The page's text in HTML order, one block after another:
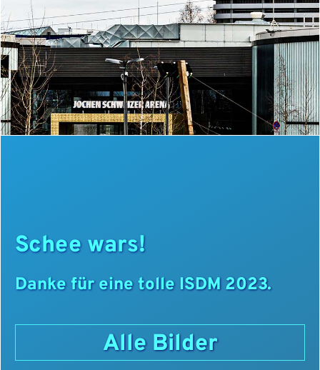
© elmar.pics
Schee wars!
Danke für eine tolle ISDM 2023.
Alle Bilder